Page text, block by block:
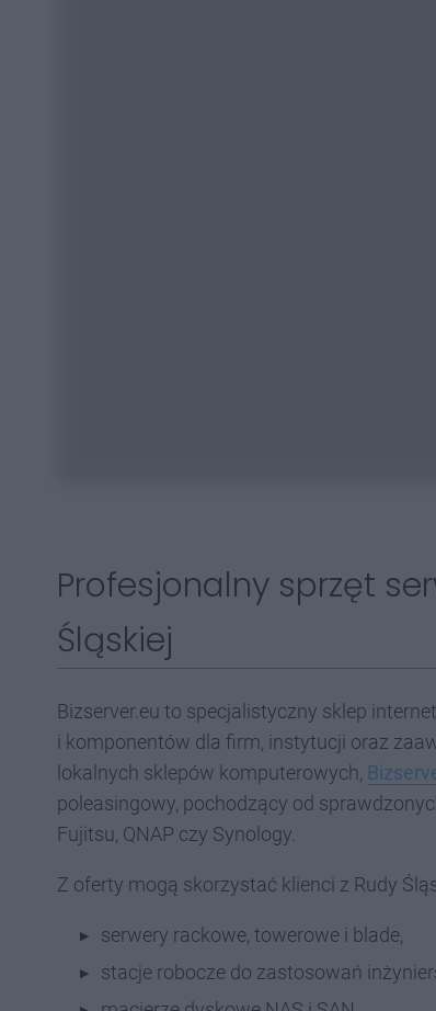
Profesjonalny sprzęt
Śląskiej
Bizserver.eu to specjalistyczny sklep
i komponentów dla firm, instytucji oraz
lokalnych sklepów komputerowych,
poleasingowy, pochodzący od
Fujitsu, QNAP czy Synology.
Z oferty mogą skorzystać klienci z Rudy
serwery rackowe, towerowe i blade,
stacje robocze do zastosowań